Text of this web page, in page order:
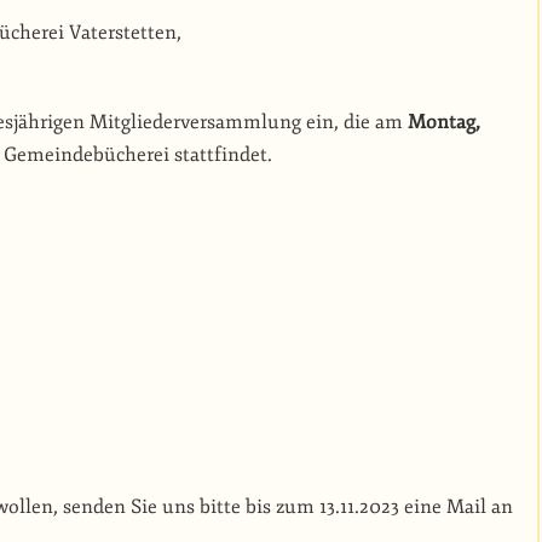
Vaterstetten,
Mitgliederversammlung ein, die am Montag,
stattfindet.
senden Sie uns bitte bis zum 13.11.2023 eine Mail an